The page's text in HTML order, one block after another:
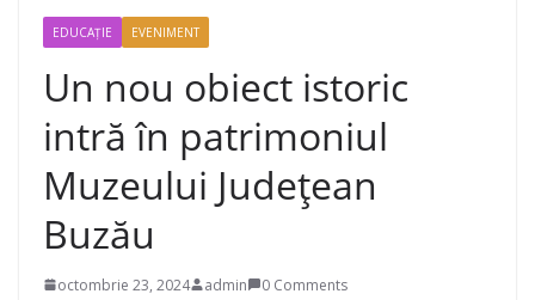
EDUCAȚIE EVENIMENT
Un nou obiect istoric
intră în patrimoniul
Muzeului Județean
Buzău
octombrie 23, 2024 admin 0 Comments